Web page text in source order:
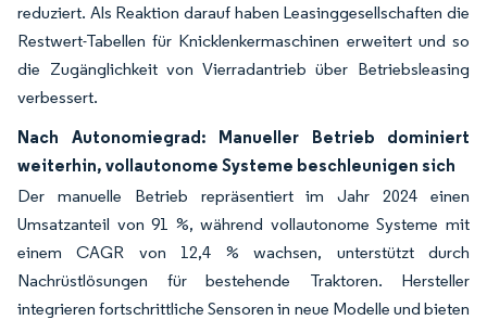
reduziert. Als Reaktion darauf haben Leasinggesellschaften die
Restwert-Tabellen für Knicklenkermaschinen erweitert und so
die Zugänglichkeit von Vierradantrieb über Betriebsleasing
verbessert.
Nach Autonomiegrad: Manueller Betrieb dominiert
weiterhin, vollautonome Systeme beschleunigen sich
Der manuelle Betrieb repräsentiert im Jahr 2024 einen
Umsatzanteil von 91 %, während vollautonome Systeme mit
einem CAGR von 12,4 % wachsen, unterstützt durch
Nachrüstlösungen für bestehende Traktoren. Hersteller
integrieren fortschrittliche Sensoren in neue Modelle und bieten